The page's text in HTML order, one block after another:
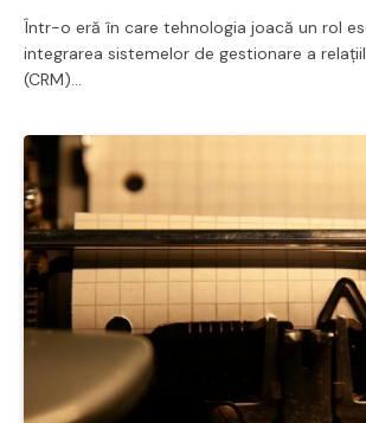
Într-o eră în care tehnologia joacă un rol
integrarea sistemelor de gestionare a
(CRM)…